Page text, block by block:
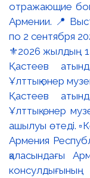
⚜️2026 жылдың
Қастеев
Ұлттық өнер
Қастеев
Ұлттық өнер
ашылуы өтеді.
Армения
қаласындағы